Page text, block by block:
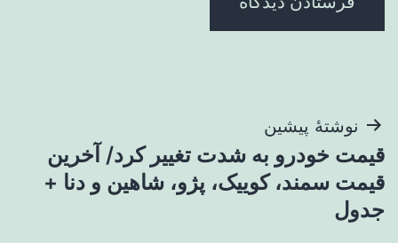
راهبری
نوشته
نوشتهٔ پیشین
قیمت خودرو به شدت تغییر کرد/ آخرین
قیمت سمند، کوییک، پژو، شاهین و دنا +
جدول